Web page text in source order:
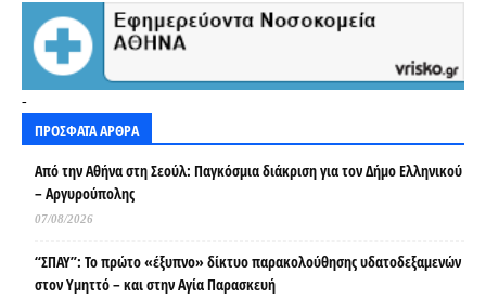
-
ΠΡΟΣΦΑΤΑ ΑΡΘΡΑ
Από την Αθήνα στη Σεούλ: Παγκόσμια διάκριση για τον Δήμο Ελληνικού
– Αργυρούπολης
07/08/2026
“ΣΠΑΥ”: Το πρώτο «έξυπνο» δίκτυο παρακολούθησης υδατοδεξαμενών
στον Υμηττό – και στην Αγία Παρασκευή